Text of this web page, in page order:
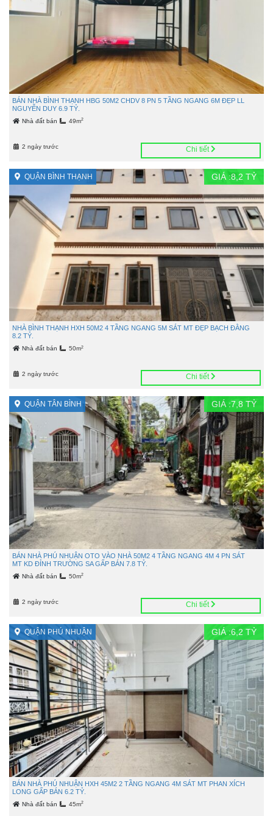
BÁN NHÀ BÌNH THẠNH HBG 50M2 CHDV 8 PN 5 TẦNG NGANG 6M ĐẸP LL
NGUYỄN DUY 6.9 TỶ.
Nhà đất bán 49m2
2 ngày trước Chi tiết
QUẬN BÌNH THẠNH GIÁ :8,2 TỶ
NHÀ BÌNH THẠNH HXH 50M2 4 TẦNG NGANG 5M SÁT MT ĐẸP BẠCH ĐẰNG
8.2 TỶ.
Nhà đất bán 50m2
2 ngày trước Chi tiết
QUẬN TÂN BÌNH GIÁ :7,8 TỶ
BÁN NHÀ PHÚ NHUẬN OTO VÀO NHÀ 50M2 4 TẦNG NGANG 4M 4 PN SÁT
MT KD ĐỈNH TRƯỜNG SA GẤP BÁN 7.8 TỶ.
Nhà đất bán 50m2
2 ngày trước Chi tiết
QUẬN PHÚ NHUẬN GIÁ :6,2 TỶ
BÁN NHÀ PHÚ NHUẬN HXH 45M2 2 TẦNG NGANG 4M SÁT MT PHAN XÍCH
LONG GẤP BÁN 6.2 TỶ.
Nhà đất bán 45m2